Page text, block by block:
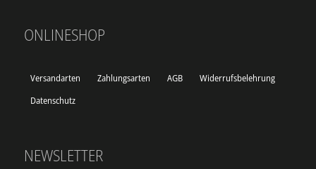
ONLINESHOP
Versandarten Zahlungsarten AGB
Widerrufsbelehrung
Datenschutz
NEWSLETTER